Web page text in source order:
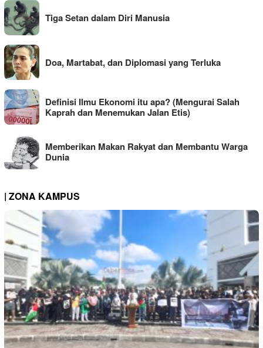
Tiga Setan dalam Diri Manusia
Doa, Martabat, dan Diplomasi yang Terluka
Definisi Ilmu Ekonomi itu apa? (Mengurai Salah
Kaprah dan Menemukan Jalan Etis)
Memberikan Makan Rakyat dan Membantu Warga
Dunia
| ZONA KAMPUS